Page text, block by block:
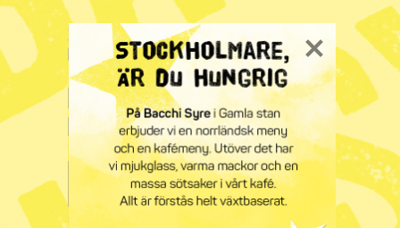
Ledare– Ledare
Prenumerera påSyre